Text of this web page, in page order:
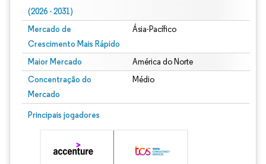
(2026 - 2031)
Mercado de
Crescimento Mais Rápido
Ásia-Pacífico
Maior Mercado América do Norte
Concentração do
Mercado
Médio
Principais jogadores
Imagem © Mordor Intelligence. O reuso requer atribuição conforme CC BY 4.0.